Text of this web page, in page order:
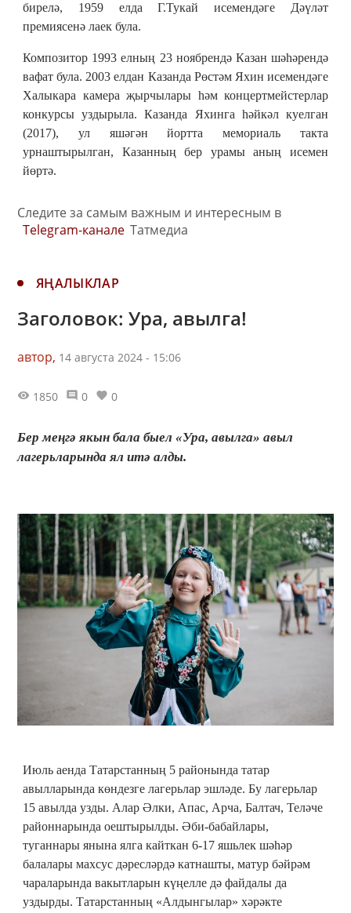
бирелә, 1959 елда Г.Тукай исемендәге Дәүләт
премиясенә лаек була.
Композитор 1993 елның 23 ноябрендә Казан шәһәрендә
вафат була. 2003 елдан Казанда Рөстәм Яхин исемендәге
Халыкара камера җырчылары һәм концертмейстерлар
конкурсы уздырыла. Казанда Яхинга һәйкәл куелган
(2017), ул яшәгән йортта мемориаль такта
урнаштырылган, Казанның бер урамы аның исемен
йөртә.
Следите за самым важным и интересным в
Telegram-канале Татмедиа
ЯҢАЛЫКЛАР
Заголовок: Ура, авылга!
автор, 14 августа 2024 - 15:06
1850 0 0
Бер меңгә якын бала быел «Ура, авылга» авыл
лагерьларында ял итә алды.
Июль аенда Татарстанның 5 районында татар
авылларында көндезге лагерьлар эшләде. Бу лагерьлар
15 авылда узды. Алар Әлки, Апас, Арча, Балтач, Теләче
районнарында оештырылды. Әби-бабайлары,
туганнары янына ялга кайткан 6-17 яшьлек шәһәр
балалары махсус дәресләрдә катнашты, матур бәйрәм
чараларында вакытларын күңелле дә файдалы да
уздырды. Татарстанның «Алдынгылар» хәрәкте